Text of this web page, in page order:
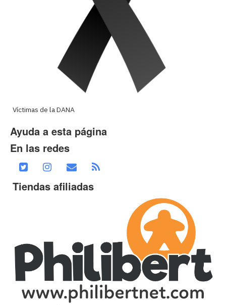
Víctimas de la DANA
Ayuda a esta página
En las redes
Tiendas afiliadas